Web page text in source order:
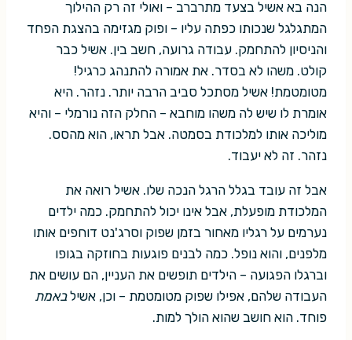
הנה בא אשיל בצעד מתרברב – ואולי זה רק ההילוך
המתגלגל שנכותו כפתה עליו – ופוק מגזימה בהצגת הפחד
והניסיון להתחמק. עבודה גרועה, חשב בין. אשיל כבר
קולט. משהו לא בסדר. את אמורה להתנהג כרגיל!
מטומטמת! אשיל מסתכל סביב הרבה יותר. נזהר. היא
אומרת לו שיש לה משהו מוחבא – החלק הזה נורמלי – והיא
מוליכה אותו למלכודת בסמטה. אבל תראו, הוא מהסס.
נזהר. זה לא יעבוד.
אבל זה עובד בגלל הרגל הנכה שלו. אשיל רואה את
המלכודת מופעלת, אבל אינו יכול להתחמק. כמה ילדים
נערמים על רגליו מאחור בזמן שפוק וסרג'נט דוחפים אותו
מלפנים, והוא נופל. כמה לבנים פוגעות בחוזקה בגופו
וברגלו הפגועה – הילדים תופשים את העניין, הם עושים את
העבודה שלהם, אפילו שפוק מטומטמת – וכן, אשילבאמת
פוחד. הוא חושב שהוא הולך למות.